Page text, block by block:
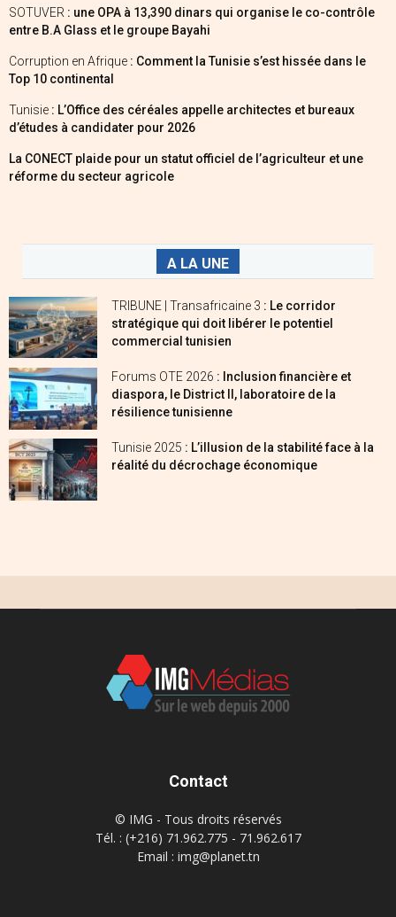
SOTUVER : une OPA à 13,390 dinars qui organise le co-contrôle
entre B.A Glass et le groupe Bayahi
Corruption en Afrique : Comment la Tunisie s’est hissée dans le
Top 10 continental
Tunisie : L’Office des céréales appelle architectes et bureaux
d’études à candidater pour 2026
La CONECT plaide pour un statut officiel de l’agriculteur et une
réforme du secteur agricole
A LA UNE
TRIBUNE | Transafricaine 3 : Le corridor
stratégique qui doit libérer le potentiel
commercial tunisien
Forums OTE 2026 : Inclusion financière et
diaspora, le District II, laboratoire de la
résilience tunisienne
Tunisie 2025 : L’illusion de la stabilité face à la
réalité du décrochage économique
Contact
© IMG - Tous droits réservés
Tél. : (+216) 71.962.775 - 71.962.617
Email : img@planet.tn